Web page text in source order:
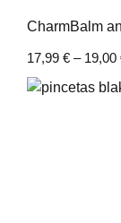
CharmBalm
17,99 € – 19,00